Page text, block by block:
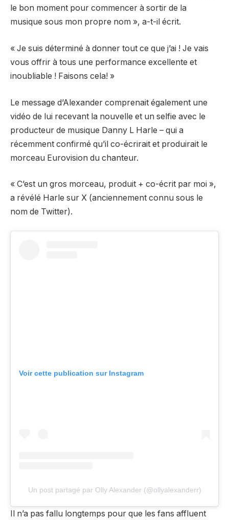
le bon moment pour commencer à sortir de la
musique sous mon propre nom », a-t-il écrit.
« Je suis déterminé à donner tout ce que j’ai ! Je vais
vous offrir à tous une performance excellente et
inoubliable ! Faisons cela! »
Le message d’Alexander comprenait également une
vidéo de lui recevant la nouvelle et un selfie avec le
producteur de musique Danny L Harle – qui a
récemment confirmé qu’il co-écrirait et produirait le
morceau Eurovision du chanteur.
« C’est un gros morceau, produit + co-écrit par moi »,
a révélé Harle sur X (anciennement connu sous le
nom de Twitter).
Voir cette publication sur Instagram
Un post partagé par Olly Alexander (@ollyalexanderr)
Il n’a pas fallu longtemps pour que les fans affluent